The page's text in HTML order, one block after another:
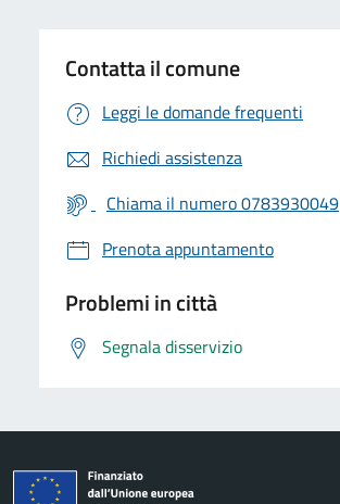
Contatta il comune
Leggi le domande frequenti
Richiedi assistenza
Chiama il numero 0783930049
Prenota appuntamento
Problemi in città
Segnala disservizio